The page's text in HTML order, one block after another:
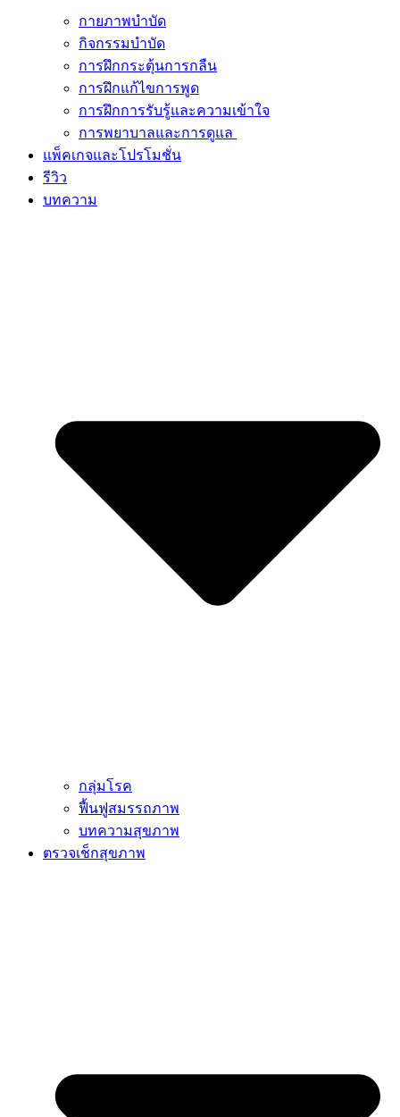
กายภาพบำบัด
กิจกรรมบำบัด
การฝึกกระตุ้นการกลืน
การฝึกแก้ไขการพูด
การฝึกการรับรู้และความเข้าใจ
การพยาบาลและการดูแล
แพ็คเกจและโปรโมชั่น
รีวิว
บทความ
กลุ่มโรค
ฟื้นฟูสมรรถภาพ
บทความสุขภาพ
ตรวจเช็กสุขภาพ